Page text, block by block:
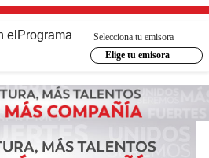
el Programa
Selecciona tu emisora
Elige tu emisora